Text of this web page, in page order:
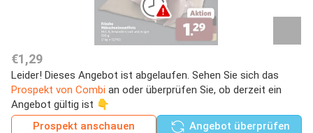
€1,29
Leider! Dieses Angebot ist abgelaufen. Sehen Sie sich das
Prospekt von Combi an oder überprüfen Sie, ob derzeit ein
Angebot gültig ist 👇
Prospekt anschauen
Angebot überprüfen